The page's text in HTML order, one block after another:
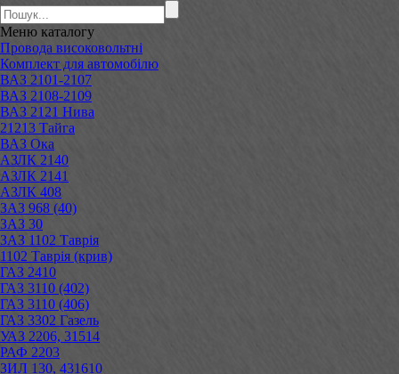
Меню каталогу
Провода високовольтні
Комплект для автомобілю
ВАЗ 2101-2107
ВАЗ 2108-2109
ВАЗ 2121 Нива
21213 Тайга
ВАЗ Ока
АЗЛК 2140
АЗЛК 2141
АЗЛК 408
ЗАЗ 968 (40)
ЗАЗ 30
ЗАЗ 1102 Таврія
1102 Таврія (крив)
ГАЗ 2410
ГАЗ 3110 (402)
ГАЗ 3110 (406)
ГАЗ 3302 Газель
УАЗ 2206, 31514
РАФ 2203
ЗИЛ 130, 431610